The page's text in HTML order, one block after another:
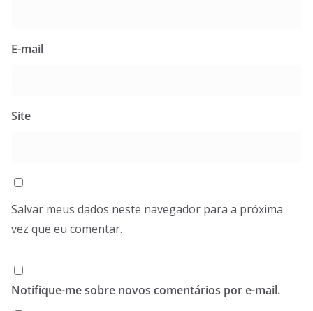
E-mail
Site
Salvar meus dados neste navegador para a próxima
vez que eu comentar.
Notifique-me sobre novos comentários por e-mail.